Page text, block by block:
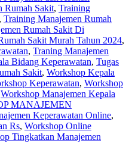
Rumah Sakit, Training
, Training Manajemen Rumah
Rumah Sakit Di
Sakit Murah Tahun 2024,
, Traning Manajemen
Bidang Keperawatan, Tugas
Sakit, Workshop Kepala
Keperawatan, Workshop
Workshop Manajemen Kepala
MANAJEMEN
Keperawatan Online,
Rs, Workshop Online
Tingkatkan Manajemen